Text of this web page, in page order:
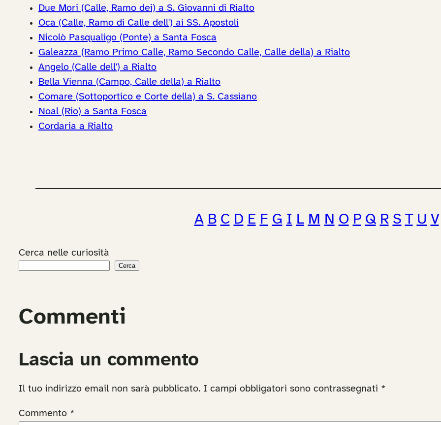
Due Mori (Calle, Ramo dei) a S. Giovanni di Rialto
Oca (Calle, Ramo di Calle dell') ai SS. Apostoli
Nicolò Pasqualigo (Ponte) a Santa Fosca
Galeazza (Ramo Primo Calle, Ramo Secondo Calle, Calle della) a Rialto
Angelo (Calle dell') a Rialto
Bella Vienna (Campo, Calle della) a Rialto
Comare (Sottoportico e Corte della) a S. Cassiano
Noal (Rio) a Santa Fosca
Cordaria a Rialto
A B C D E F G I L M N O P Q R S T U V
Cerca nelle curiosità
Cerca
Commenti
Lascia un commento
Il tuo indirizzo email non sarà pubblicato. I campi obbligatori sono contrassegnati *
Commento *